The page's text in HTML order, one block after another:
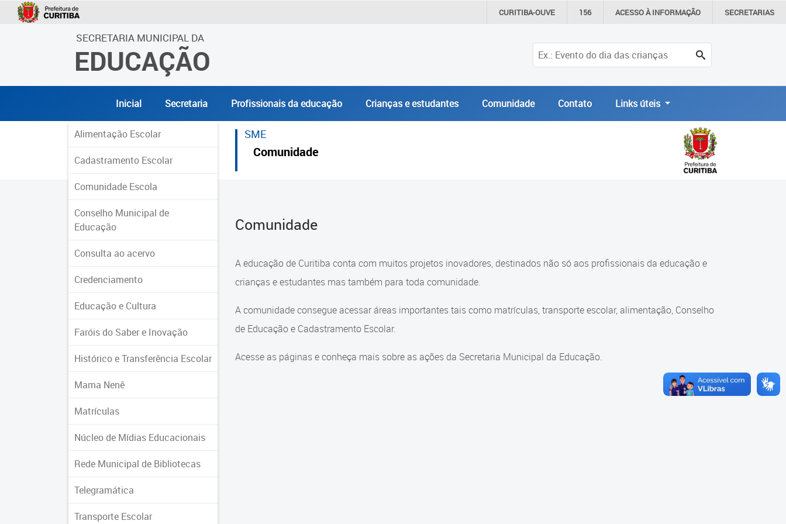
CURITIBA-OUVE 156 ACESSO ÀINFORMAÇÃO SECRETARIAS
SECRETARIA MUNICIPAL DA
EDUCAÇÃO
Inicial Secretaria Profissionais da educação Crianças e estudantes Comunidade Contato Links úteis
Alimentação Escolar
Cadastramento Escolar
Comunidade Escola
Conselho Municipal de
Educação
Consulta ao acervo
Credenciamento
Educação e Cultura
Faróis do Saber e Inovação
Histórico e Transferência Escolar
Mama Nenê
Matrículas
Núcleo de Mídias Educacionais
Rede Municipal de Bibliotecas
Telegramática
Transporte Escolar
SME
Comunidade
Comunidade
A educação de Curitiba conta com muitos projetos inovadores, destinados não só aos profissionais da educação e
crianças e estudantes mas também para toda comunidade.
A comunidade consegue acessar áreas importantes tais como matrículas, transporte escolar, alimentação, Conselho
de Educação e Cadastramento Escolar.
Acesse as páginas e conheça mais sobre as ações da Secretaria Municipal da Educação.